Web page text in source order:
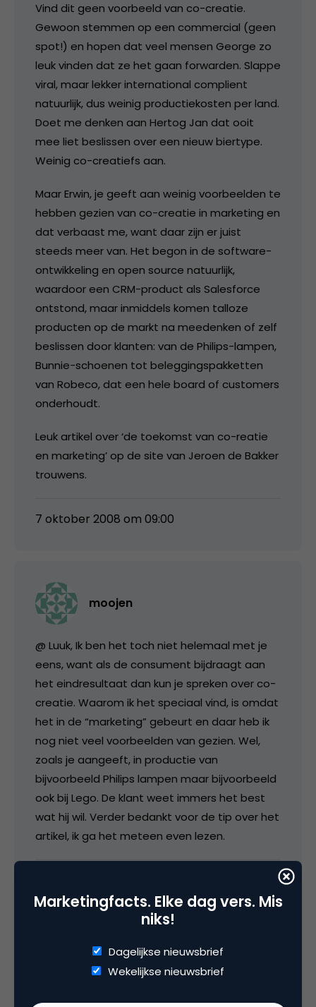
Vind dit geen voorbeeld van co-creatie.
Gewoon stemmen op een commercial (geen
spot!) en hopen dat veel mensen George zo
leuk vinden dat ze het gaan forwarden. Slappe
viral, maar lekker international complient
natuurlijk, dus weinig productiekosten per land.
Doet me denken aan Hertog Jan dat ooit
mee liet beslissen over een nieuw biertype.
Weinig co-creatiefs aan.
Maar Erwin, je geeft aan weinig voorbeelden te
hebben gezien van co-creatie in marketing en
dat verbaast me, want daar zijn er juist
steeds meer van. Het begon in de software-
ontwikkeling en open source natuurlijk,
waardoor een CRM-product als Salesforce
ontstond, maar inmiddels komen talloze
producten op de markt na meedenken of zelf
beslissen door klanten: van de Philips-lampen,
Bunnie-schoenen tot beleggingspakketten
van Robeco, dat een hele board of customers
onderhoudt.
Leuk artikel over ‘de toekomst van co-reatie
en marketing’ op de site van Jeroen de Bakker
trouwens.
7 oktober 2008 om 09:00
moojen
@ Luuk, Ik ben het toch niet helemaal met je
eens, want als de consument bijdraagt aan
het eindresultaat dan kun je spreken over co-
creatie. Waarom ik het speciaal vind, is omdat
het in de “marketing” gebeurt en daar heb ik
nog niet veel voorbeelden van gezien. Wel,
zoals je aangeeft, in productie van
bijvoorbeeld Philips lampen maar bijvoorbeeld
ook bij Lego. De klant weet immers het best
wat hij wil. Verder bedankt voor de tip over het
artikel, ik ga het meteen even lezen.
luuk.ros
Marketingfacts. Elke dag vers. Mis
niks!
Dagelijkse nieuwsbrief
Wekelijkse nieuwsbrief